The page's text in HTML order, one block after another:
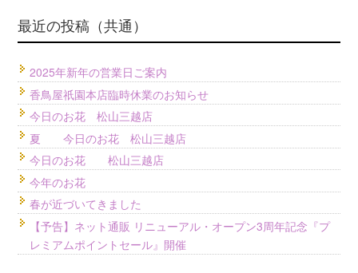
最近の投稿（共通）
2025年新年の営業日ご案内
香鳥屋祇園本店臨時休業のお知らせ
今日のお花 松山三越店
夏 今日のお花 松山三越店
今日のお花 松山三越店
今年のお花
春が近づいてきました
【予告】ネット通販 リニューアル・オープン3周年記念『プ
レミアムポイントセール』開催